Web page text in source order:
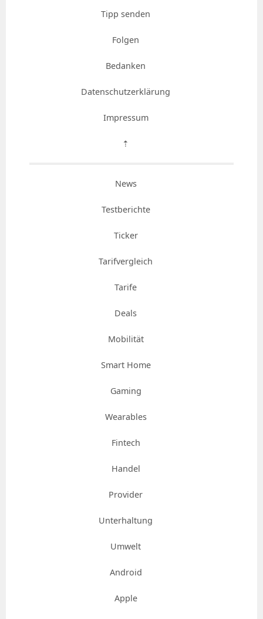
Tipp senden
Folgen
Bedanken
Datenschutzerklärung
Impressum
⇡
News
Testberichte
Ticker
Tarifvergleich
Tarife
Deals
Mobilität
Smart Home
Gaming
Wearables
Fintech
Handel
Provider
Unterhaltung
Umwelt
Android
Apple